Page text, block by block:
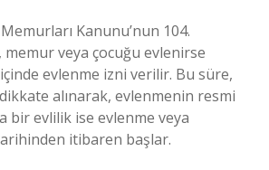
Kanunu’nun 104.
veya çocuğu evlenirse
evlenme izni verilir. Bu süre,
alınarak, evlenmenin resmi
bir evlilik ise evlenme veya
itibaren başlar.